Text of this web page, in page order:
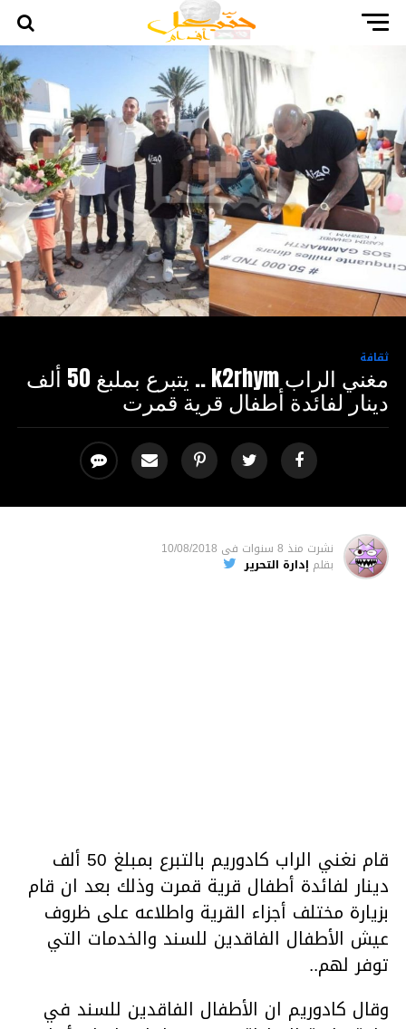
ثقافة
مغني الراب k2rhym .. يتبرع بملبغ 50 ألف
دينار لفائدة أطفال قرية قمرت
نشرت منذ 8 سنوات فى 10/08/2018
بقلم إدارة التحرير
قام نغني الراب كادوريم بالتبرع بمبلغ 50 ألف
دينار لفائدة أطفال قرية قمرت وذلك بعد ان قام
بزيارة مختلف أجزاء القرية واطلاعه على ظروف
عيش الأطفال الفاقدين للسند والخدمات التي
توفر لهم..
وقال كادوريم ان الأطفال الفاقدين للسند في